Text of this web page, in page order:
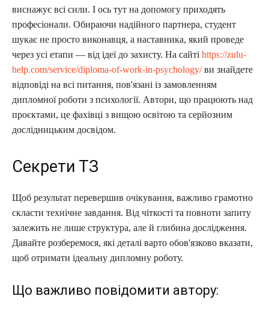
виснажує всі сили. І ось тут на допомогу приходять
професіонали. Обираючи надійного партнера, студент
шукає не просто виконавця, а наставника, який проведе
через усі етапи — від ідеї до захисту. На сайті https://zulu-
help.com/service/diploma-of-work-in-psychology/ви знайдете
відповіді на всі питання, пов'язані із замовленням
дипломної роботи з психології. Автори, що працюють над
проєктами, це фахівці з вищою освітою та серйозним
дослідницьким досвідом.
Секрети ТЗ
Щоб результат перевершив очікування, важливо грамотно
скласти технічне завдання. Від чіткості та повноти запиту
залежить не лише структура, але й глибина дослідження.
Давайте розберемося, які деталі варто обов'язково вказати,
щоб отримати ідеальну дипломну роботу.
Що важливо повідомити автору: